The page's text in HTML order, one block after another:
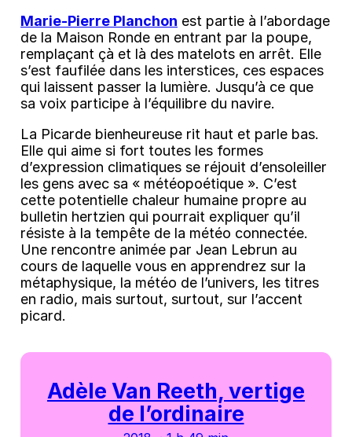
Marie-Pierre Planchon est partie à l’abordage
de la Maison Ronde en entrant par la poupe,
remplaçant çà et là des matelots en arrêt. Elle
s’est faufilée dans les interstices, ces espaces
qui laissent passer la lumière. Jusqu’à ce que
sa voix participe à l’équilibre du navire.
La Picarde bienheureuse rit haut et parle bas.
Elle qui aime si fort toutes les formes
d’expression climatiques se réjouit d’ensoleiller
les gens avec sa « météopoétique ». C’est
cette potentielle chaleur humaine propre au
bulletin hertzien qui pourrait expliquer qu’il
résiste à la tempête de la météo connectée.
Une rencontre animée par Jean Lebrun au
cours de laquelle vous en apprendrez sur la
métaphysique, la météo de l’univers, les titres
en radio, mais surtout, surtout, sur l’accent
picard.
Adèle Van Reeth, vertige
de l’ordinaire